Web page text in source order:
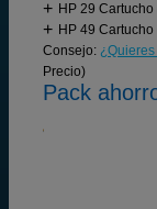
HP 29
HP 49
Consejo:
Precio)
Pack